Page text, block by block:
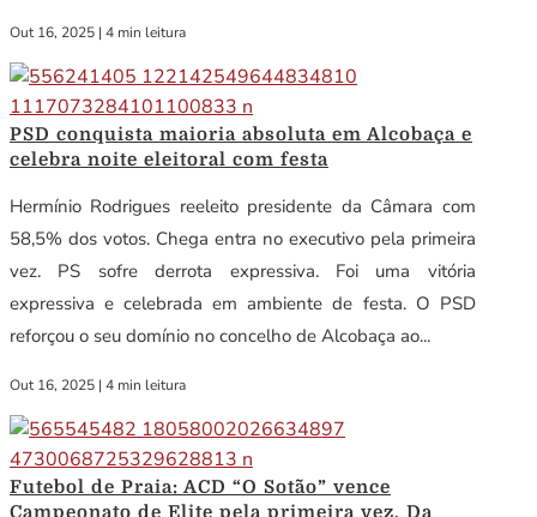
Out 16, 2025 | 4 min leitura
PSD conquista maioria absoluta em Alcobaça e
celebra noite eleitoral com festa
Hermínio Rodrigues reeleito presidente da Câmara com
58,5% dos votos. Chega entra no executivo pela primeira
vez. PS sofre derrota expressiva. Foi uma vitória
expressiva e celebrada em ambiente de festa. O PSD
reforçou o seu domínio no concelho de Alcobaça ao...
Out 16, 2025 | 4 min leitura
Futebol de Praia: ACD “O Sotão” vence
Campeonato de Elite pela primeira vez. Da